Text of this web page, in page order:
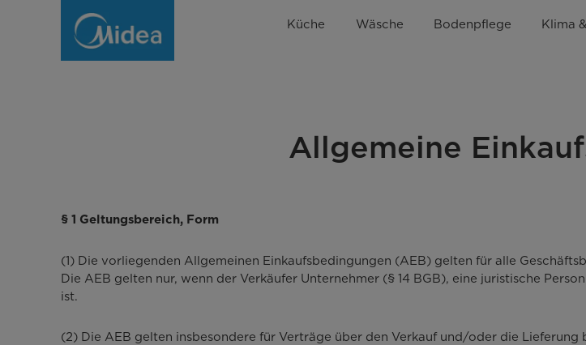
Küche Wäsche Bodenpflege Klima
Allgemeine
§ 1 Geltungsbereich, Form
(1) Die vorliegenden Allgemeinen Einkaufsbedingungen (AEB) gelten für alle
Die AEB gelten nur, wenn der Verkäufer Unternehmer (§ 14 BGB), eine juristische
ist.
(2) Die AEB gelten insbesondere für Verträge über den Verkauf und/oder die